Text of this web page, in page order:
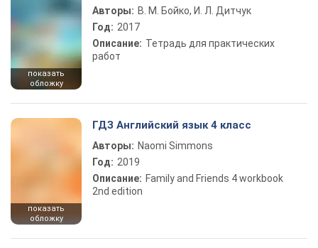
показать
обложку
Авторы: В. М. Бойко, И. Л. Дитчук
Год: 2017
Описание: Тетрадь для практических
работ
показать
обложку
ГДЗ Английский язык 4 класс
Авторы: Naomi Simmons
Год: 2019
Описание: Family and Friends 4 workbook
2nd edition